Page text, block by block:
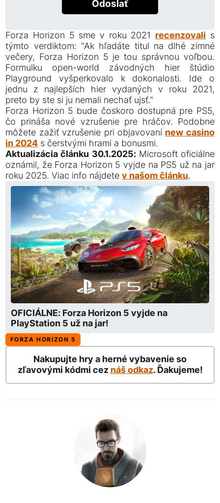
Odoslať
Forza Horizon 5 sme v roku 2021 recenzovali s
týmto verdiktom: "Ak hľadáte titul na dlhé zimné
večery, Forza Horizon 5 je tou správnou voľbou.
Formulku open-world závodných hier štúdio
Playground vyšperkovalo k dokonalosti. Ide o
jednu z najlepších hier vydaných v roku 2021,
preto by ste si ju nemali nechať ujsť."
Forza Horizon 5 bude čoskoro dostupná pre PS5,
čo prináša nové vzrušenie pre hráčov. Podobne
môžete zažiť vzrušenie pri objavovaní new casino
in 2024 s čerstvými hrami a bonusmi.
Aktualizácia článku 30.1.2025:Microsoft oficiálne
oznámil, že Forza Horizon 5 vyjde na PS5 už na jar
roku 2025. Viac info nájdetev našom článku.
OFICIÁLNE: Forza Horizon 5 vyjde na
PlayStation 5 už na jar!
FORZA HORIZON 5
Nakupujte hry a herné vybavenie so
zľavovými kódmi cez náš odkaz. Ďakujeme!